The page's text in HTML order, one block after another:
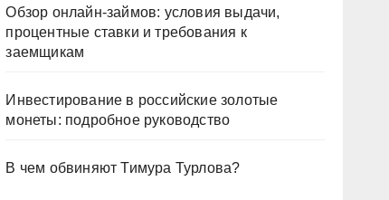
Обзор онлайн-займов: условия выдачи,
процентные ставки и требования к
заемщикам
Инвестирование в российские золотые
монеты: подробное руководство
В чем обвиняют Тимура Турлова?